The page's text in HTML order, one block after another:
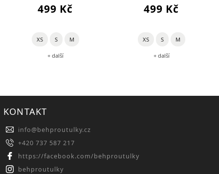
499 Kč
XS S M
+ další
499 Kč
XS S M
+ další
KONTAKT
info@behproutulky.cz
+420 737 587 217
https://facebook.com/behproutulky
behproutulky